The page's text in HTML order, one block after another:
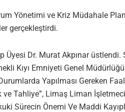
Yönetimi ve Kriz Müdahale
gerçekleştirdi.
Dr. Murat Akpınar üstlendi.
Kıyı Emniyeti Genel
Yapılması Gereken
Tahliye”, Limaş Liman
Sürecin Önemi Ve Maddi